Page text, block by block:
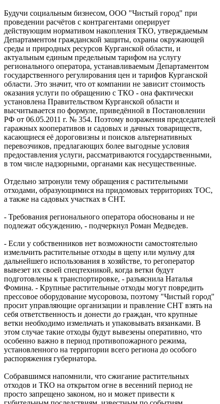
Будучи социальным бизнесом, ООО "Чистый город" при
проведении расчётов с контрагентами оперирует
действующим нормативом накопления ТКО, утверждаемым
Департаментом гражданской защиты, охраны окружающей
среды и природных ресурсов Курганской области, и
актуальным единым предельным тарифом на услугу
регионального оператора, устанавливаемым Департаментом
государственного регулирования цен и тарифов Курганской
области. Это значит, что от компании не зависит стоимость
оказания услуги по обращению с ТКО - она фактически
установлена Правительством Курганской области и
высчитывается по формуле, приведённой в Постановлении
РФ от 06.05.2011 г. № 354. Поэтому возражения председателей
гаражных кооперативов и садовых и дачных товариществ,
касающиеся её дороговизны и поисков альтернативных
перевозчиков, предлагающих более выгодные условия
предоставления услуги, рассматриваются государственными,
в том числе надзорными, органами как несущественные.
Отдельно затронули тему обращения с растительными
отходами, образующимися на придомовых территориях ТОС,
а также на садовых участках в СНТ.
- Требования регионального оператора обоснованы и не
подлежат обсуждению, - подчеркнул Роман Медведев.
- Если у собственников нет возможности самостоятельно
измельчить растительные отходы в щепу или мульчу для
дальнейшего использования в хозяйстве, то регоператор
вывезет их своей спецтехникой, когда ветки будут
подготовлены к транспортировке, - разъяснила Наталья
Фомина. - Крупные растительные отходы могут повредить
прессовое оборудование мусоровоза, поэтому "Чистый город"
просит управляющие организации и правление СНТ взять на
себя ответственность и донести до граждан, что крупные
ветки необходимо измельчать и упаковывать вязанками. В
этом случае такие отходы будут вывезены оперативно, что
особенно важно в период противопожарного режима,
установленного на территории всего региона до особого
распоряжения губернатора.
Собравшимся напомнили, что сжигание растительных
отходов и ТКО на открытом огне в весенний период не
просто запрещено законом, но и может привести к